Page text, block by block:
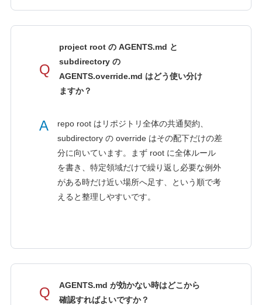
Q
project root の AGENTS.md と
subdirectory の
AGENTS.override.md はどう使い分け
ますか？
A
repo root はリポジトリ全体の共通契約、
subdirectory の override はその配下だけの差
分に向いています。まず root に全体ルール
を書き、特定領域だけで繰り返し必要な例外
がある時だけ近い場所へ足す、という順で考
えると整理しやすいです。
Q
AGENTS.md が効かない時はどこから
確認すればよいですか？